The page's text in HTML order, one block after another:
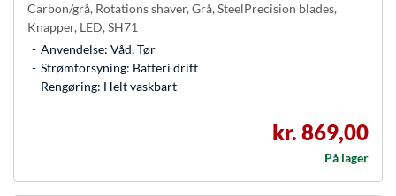
Carbon/grå, Rotations shaver, Grå, SteelPrecision blades,
Knapper, LED, SH71
Anvendelse: Våd, Tør
Strømforsyning: Batteri drift
Rengøring: Helt vaskbart
kr. 869,00
På lager